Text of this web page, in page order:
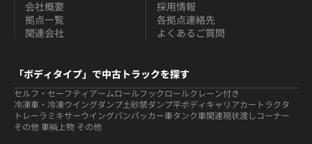
会社概要
拠点一覧
関連会社
採用情報
各拠点連絡先
よくあるご質問
「ボディタイプ」で中古トラックを探す
セルフ・セーフティ アームロールフックロールクレーン付き
冷凍車・冷凍ウイングダンプ土砂禁ダンプ平ボディ キャリアカー トラクタ
トレーラ ミキサーウイングバンパッカー車タンク車関連現状渡しコーナー
その他 車輌上物 その他